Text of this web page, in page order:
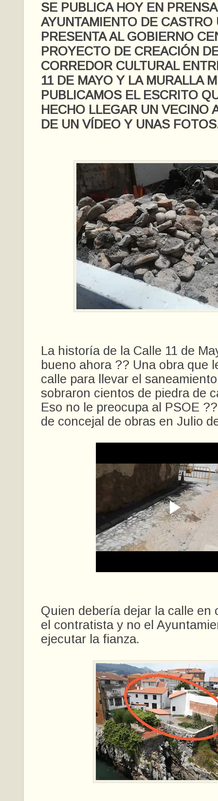
SE PUBLICA HOY EN
AYUNTAMIENTO DE CASTRO
PRESENTA AL GOBIERNO
PROYECTO DE CREACIÓN
CORREDOR CULTURAL
11 DE MAYO Y LA MURALLA
PUBLICAMOS EL ESCRITO
HECHO LLEGAR UN VECINO
DE UN VÍDEO Y UNAS
La historía de la Calle 11 de
bueno ahora ?? Una obra que
calle para llevar el
sobraron cientos de piedra de
Eso no le preocupa al PSOE
de concejal de obras en Julio
Quien debería dejar la calle en
el contratista y no el
ejecutar la fianza.